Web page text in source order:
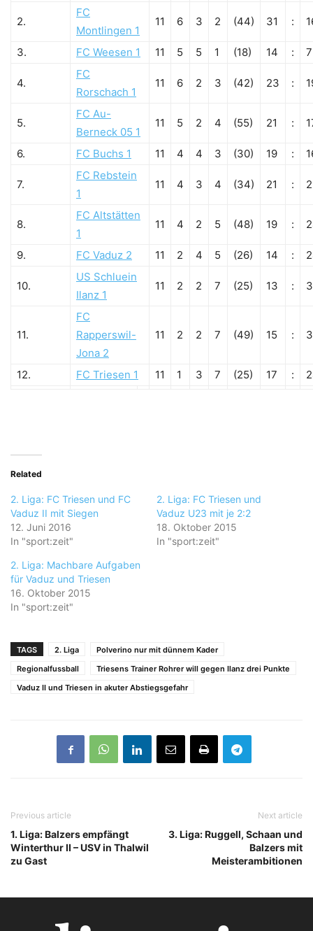
2.
FC
Montlingen 1
11 6 3 2 (44) 31 :
3. FC Weesen 1 11 5 5 1 (18) 14 : 7
4.
FC
Rorschach 1
11 6 2 3 (42) 23 :
5.
FC Au-
Berneck 05 1
11 5 2 4 (55) 21 :
6. FC Buchs 1 11 4 4 3 (30) 19 :
7.
FC Rebstein
1
11 4 3 4 (34) 21 :
8.
FC Altstätten
1
11 4 2 5 (48) 19 :
9. FC Vaduz 2 11 2 4 5 (26) 14 :
10.
US Schluein
Ilanz 1
11 2 2 7 (25) 13 :
11.
FC
Rapperswil-
Jona 2
11 2 2 7 (49) 15 :
12. FC Triesen 1 11 1 3 7 (25) 17 :
Related
2. Liga: FC Triesen und FC
Vaduz II mit Siegen
12. Juni 2016
In "sport:zeit"
2. Liga: FC Triesen und
Vaduz U23 mit je 2:2
18. Oktober 2015
In "sport:zeit"
2. Liga: Machbare Aufgaben
für Vaduz und Triesen
16. Oktober 2015
In "sport:zeit"
TAGS 2. Liga
Polverino nur mit dünnem Kader
Regionalfussball
Triesens Trainer Rohrer will gegen Ilanz drei Punkte
Vaduz II und Triesen in akuter Abstiegsgefahr
Previous article
1. Liga: Balzers empfängt
Winterthur II – USV in Thalwil
zu Gast
Next article
3. Liga: Ruggell, Schaan und
Balzers mit
Meisterambitionen